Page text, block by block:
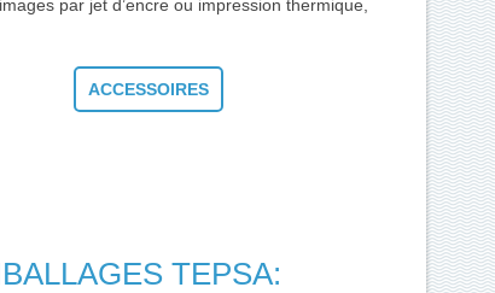
par jet d’encre ou impression thermique,
ACCESSOIRES
TEPSA: